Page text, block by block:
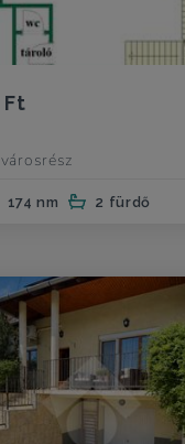
Ft
174 nm 2 fürdő